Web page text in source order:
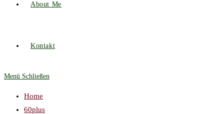
About Me
Kontakt
Menü Schließen
Home
60plus